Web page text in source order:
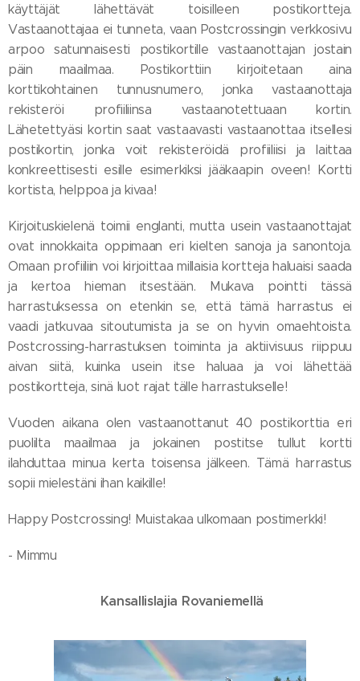
käyttäjät lähettävät toisilleen postikortteja.
Vastaanottajaa ei tunneta, vaan Postcrossingin verkkosivu
arpoo satunnaisesti postikortille vastaanottajan jostain
päin maailmaa. Postikorttiin kirjoitetaan aina
korttikohtainen tunnusnumero, jonka vastaanottaja
rekisteröi profiiliinsa vastaanotettuaan kortin.
Lähetettyäsi kortin saat vastaavasti vastaanottaa itsellesi
postikortin, jonka voit rekisteröidä profiiliisi ja laittaa
konkreettisesti esille esimerkiksi jääkaapin oveen! Kortti
kortista, helppoa ja kivaa!
Kirjoituskielenä toimii englanti, mutta usein vastaanottajat
ovat innokkaita oppimaan eri kielten sanoja ja sanontoja.
Omaan profiiliin voi kirjoittaa millaisia kortteja haluaisi saada
ja kertoa hieman itsestään. Mukava pointti tässä
harrastuksessa on etenkin se, että tämä harrastus ei
vaadi jatkuvaa sitoutumista ja se on hyvin omaehtoista.
Postcrossing-harrastuksen toiminta ja aktiivisuus riippuu
aivan siitä, kuinka usein itse haluaa ja voi lähettää
postikortteja, sinä luot rajat tälle harrastukselle!
Vuoden aikana olen vastaanottanut 40 postikorttia eri
puolilta maailmaa ja jokainen postitse tullut kortti
ilahduttaa minua kerta toisensa jälkeen. Tämä harrastus
sopii mielestäni ihan kaikille!
Happy Postcrossing! Muistakaa ulkomaan postimerkki! 😉
- Mimmu
Kansallislajia Rovaniemellä